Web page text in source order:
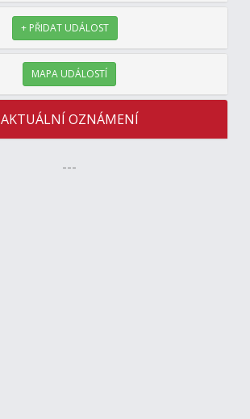
+ PŘIDAT UDÁLOST
MAPA UDÁLOSTÍ
AKTUÁLNÍ OZNÁMENÍ
---